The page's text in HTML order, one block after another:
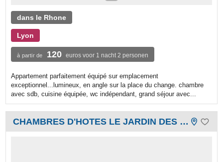
dans le Rhone
Lyon
à partir de 120 euros voor 1 nacht 2 personen
Appartement parfaitement équipé sur emplacement
exceptionnel...lumineux, en angle sur la place du change. chambre
avec sdb, cuisine équipée, wc indépendant, grand séjour avec...
CHAMBRES D'HOTES LE JARDIN DES ROSES